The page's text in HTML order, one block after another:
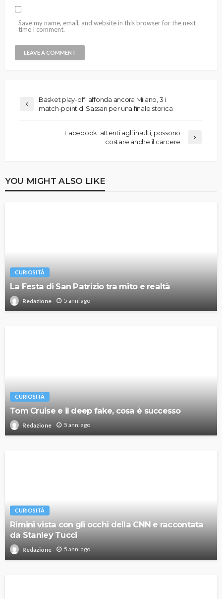
Save my name, email, and website in this browser for the next
time I comment.
Basket play-off: affonda ancora Milano, 3 i
match-point di Sassari per una finale storica
Facebook: attenti agli insulti, possono
costare anche il carcere
YOU MIGHT ALSO LIKE
CURIOSITÀ
La Festa di San Patrizio tra mito e realtà
Redazione 5 anni ago
CURIOSITÀ
Tom Cruise e il deep fake, cosa è successo
Redazione 5 anni ago
CURIOSITÀ
Rimini vista con gli occhi della CNN e raccontata
da Stanley Tucci
Redazione 5 anni ago